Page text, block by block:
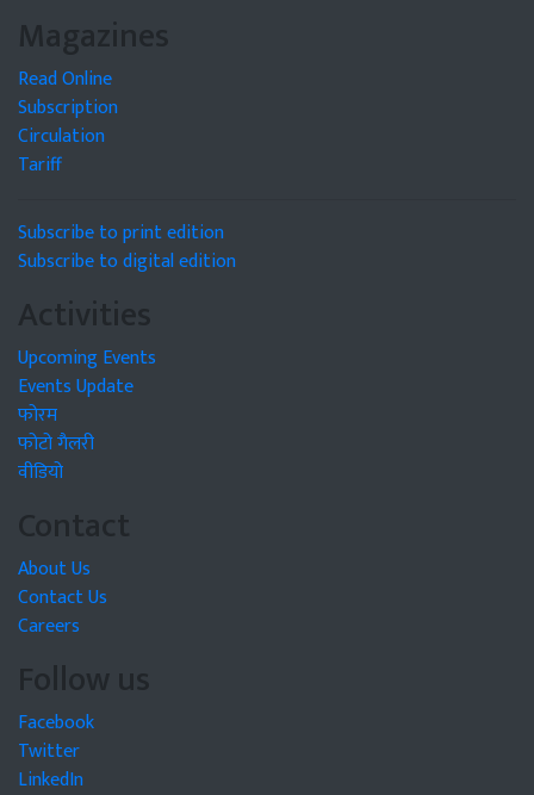
Magazines
Read Online
Subscription
Circulation
Tariff
Subscribe to print edition
Subscribe to digital edition
Activities
Upcoming Events
Events Update
फोरम
फोटो गैलरी
वीडियो
Contact
About Us
Contact Us
Careers
Follow us
Facebook
Twitter
LinkedIn